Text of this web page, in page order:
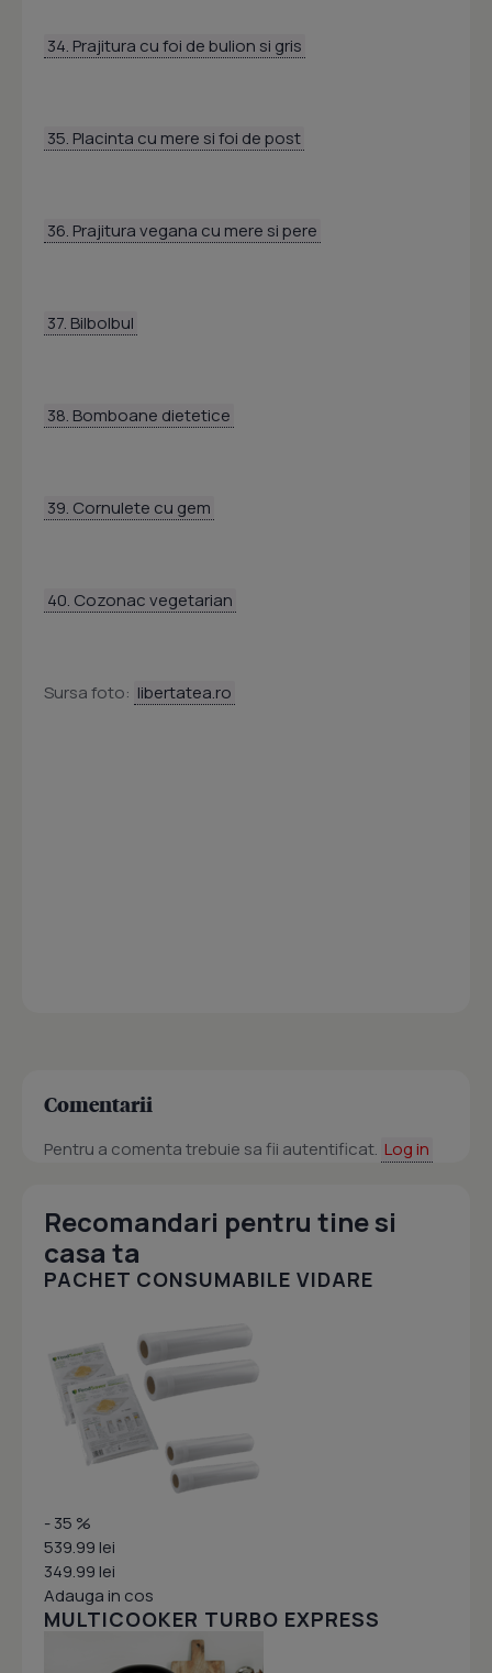
34. Prajitura cu foi de bulion si gris
35. Placinta cu mere si foi de post
36. Prajitura vegana cu mere si pere
37. Bilbolbul
38. Bomboane dietetice
39. Cornulete cu gem
40. Cozonac vegetarian
Sursa foto: libertatea.ro
Comentarii
Pentru a comenta trebuie sa fii autentificat. Log in
Recomandari pentru tine si
casa ta
PACHET CONSUMABILE VIDARE
- 35 %
539.99 lei
349.99 lei
Adauga in cos
MULTICOOKER TURBO EXPRESS